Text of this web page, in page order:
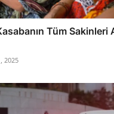
Tüm Sakinleri
2025